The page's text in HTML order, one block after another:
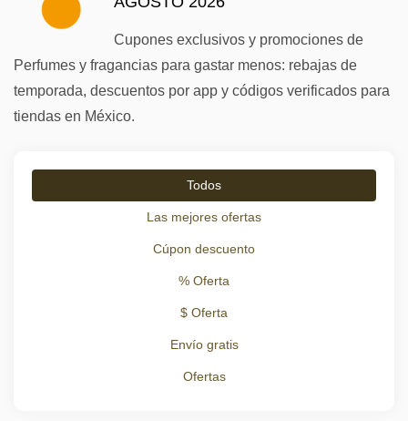
Cupones exclusivos y promociones de
Perfumes y fragancias para gastar menos: rebajas de
temporada, descuentos por app y códigos verificados para
tiendas en México.
Todos
Las mejores ofertas
Cúpon descuento
% Oferta
$ Oferta
Envío gratis
Ofertas